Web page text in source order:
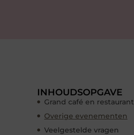
INHOUDSOPGAVE
Grand café en restaurant
Overige evenementen
Veelgestelde vragen